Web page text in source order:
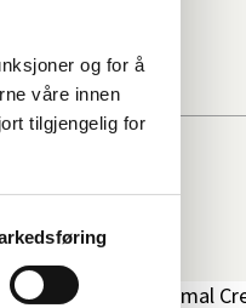
og for å
våre innen
tilgjengelig for